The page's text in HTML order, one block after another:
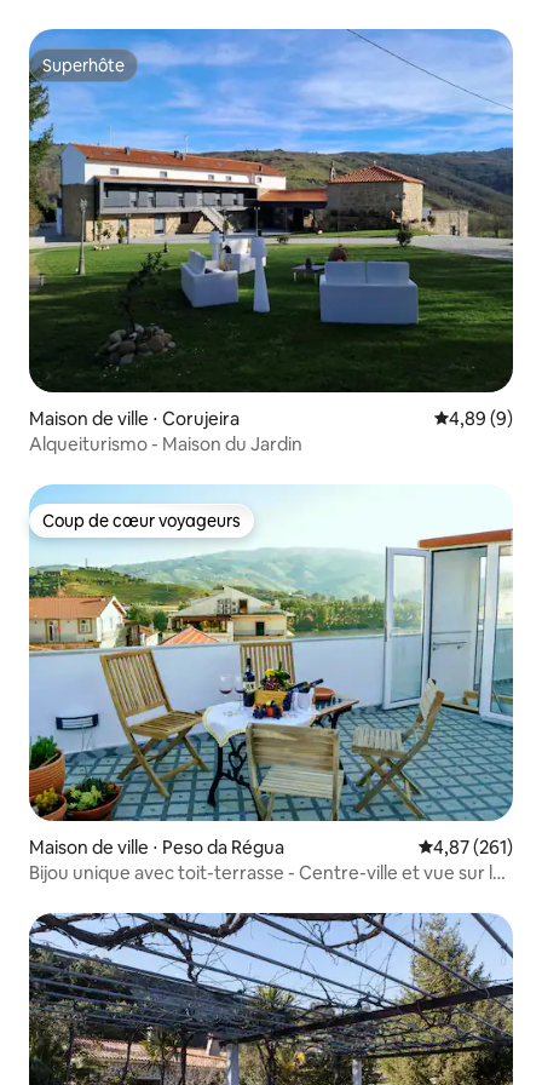
Superhôte
Superhôte
Maison de ville ⋅ Corujeira Évaluation
4,89 (9)
Alqueiturismo - Maison du Jardin
Coup de cœur voyageurs
Coup de cœur voyageurs
Maison de ville ⋅ Peso da Régua Évaluation
4,87 (261)
Bijou unique avec toit-terrasse - Centre-ville et vue sur la